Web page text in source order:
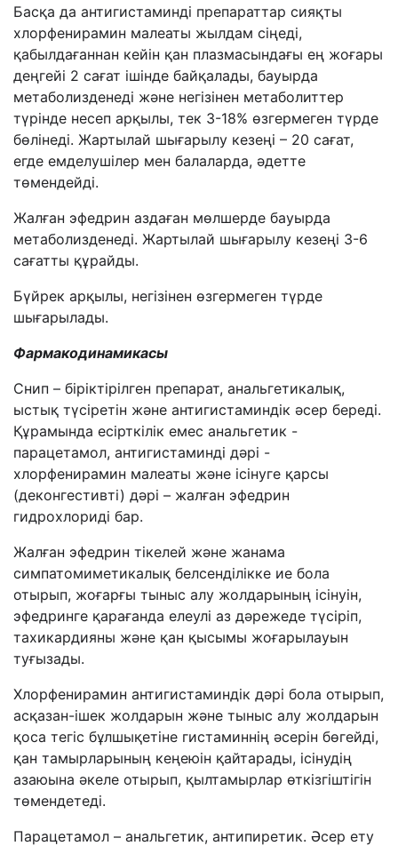
Басқа да антигистаминді препараттар сияқты
хлорфенирамин малеаты жылдам сіңеді,
қабылдағаннан кейін қан плазмасындағы ең жоғары
деңгейі 2 сағат ішінде байқалады, бауырда
метаболизденеді және негізінен метаболиттер
түрінде несеп арқылы, тек 3-18% өзгермеген түрде
бөлінеді. Жартылай шығарылу кезеңі – 20 сағат,
егде емделушілер мен балаларда, әдетте
төмендейді.
Жалған эфедрин аздаған мөлшерде бауырда
метаболизденеді. Жартылай шығарылу кезеңі 3-6
сағатты құрайды.
Бүйрек арқылы, негізінен өзгермеген түрде
шығарылады.
Фармакодинамикасы
Снип – біріктірілген препарат, анальгетикалық,
ыстық түсіретін және антигистаминдік әсер береді.
Құрамында есірткілік емес анальгетик -
парацетамол, антигистаминді дәрі -
хлорфенирамин малеаты және ісінуге қарсы
(деконгестивті) дәрі – жалған эфедрин
гидрохлориді бар.
Жалған эфедрин тікелей және жанама
симпатомиметикалық белсенділікке ие бола
отырып, жоғарғы тыныс алу жолдарының ісінуін,
эфедринге қарағанда елеулі аз дәрежеде түсіріп,
тахикардияны және қан қысымы жоғарылауын
туғызады.
Хлорфенирамин антигистаминдік дәрі бола отырып,
асқазан-ішек жолдарын және тыныс алу жолдарын
қоса тегіс бұлшықетіне гистаминнің әсерін бөгейді,
қан тамырларының кеңеюін қайтарады, ісінудің
азаюына әкеле отырып, қылтамырлар өткізгіштігін
төмендетеді.
Парацетамол – анальгетик, антипиретик. Әсер ету